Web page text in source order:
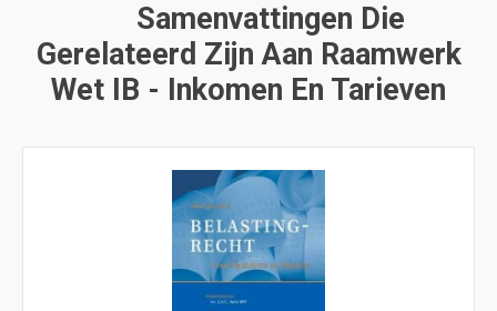
Samenvattingen Die
Gerelateerd Zijn Aan Raamwerk
Wet IB - Inkomen En Tarieven